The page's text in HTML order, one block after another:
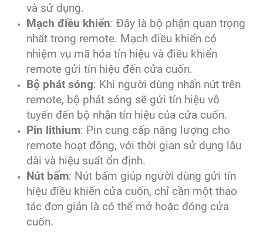
và sử dụng.
Mạch điều khiển: Đây là bộ phận quan trọng
nhất trong remote. Mạch điều khiển có
nhiệm vụ mã hóa tín hiệu và điều khiển
remote gửi tín hiệu đến cửa cuốn.
Bộ phát sóng: Khi người dùng nhấn nút trên
remote, bộ phát sóng sẽ gửi tín hiệu vô
tuyến đến bộ nhận tín hiệu của cửa cuốn.
Pin lithium: Pin cung cấp năng lượng cho
remote hoạt động, với thời gian sử dụng lâu
dài và hiệu suất ổn định.
Nút bấm: Nút bấm giúp người dùng gửi tín
hiệu điều khiển cửa cuốn, chỉ cần một thao
tác đơn giản là có thể mở hoặc đóng cửa
cuốn.